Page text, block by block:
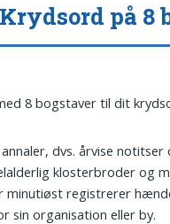
på 8
8 bogstaver til dit
dvs. årvise
klosterbroder og
minutiøst registrerer
sin organisation eller by.